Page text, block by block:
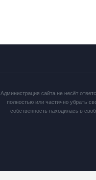
Администрация сайта не несёт
полностью или частично убрать
собственность находилась в